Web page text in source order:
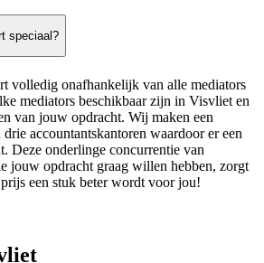
speciaal?
volledig onafhankelijk van alle mediators
mediators beschikbaar zijn in Visvliet en
van jouw opdracht. Wij maken een
accountantskantoren waardoor er een
Deze onderlinge concurrentie van
jouw opdracht graag willen hebben, zorgt
een stuk beter wordt voor jou!